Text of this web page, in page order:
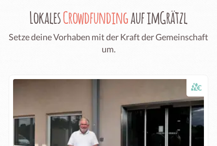
LokalesCrowdfundingauf imGrätzl
Setze deine Vorhaben mit der Kraft der Gemeinschaft
um.